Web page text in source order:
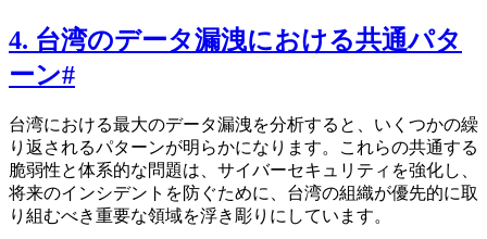
4. 台湾のデータ漏洩における共通パタ
ーン#
台湾における最大のデータ漏洩を分析すると、いくつかの繰
り返されるパターンが明らかになります。これらの共通する
脆弱性と体系的な問題は、サイバーセキュリティを強化し、
将来のインシデントを防ぐために、台湾の組織が優先的に取
り組むべき重要な領域を浮き彫りにしています。